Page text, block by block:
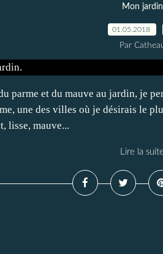
Mon jardin
01.05.2018
Par
parme et du mauve au jardin, je
une des villes où je désirais le
lisse, mauve...
Lire la suite